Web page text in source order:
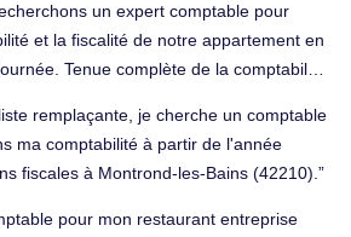
un expert comptable pour
et la fiscalité de notre appartement en
Tenue complète de la comptabilité
remplaçante, je cherche un comptable
ma comptabilité à partir de l'année
fiscales à Montrond-les-Bains (42210).
pour mon restaurant entreprise